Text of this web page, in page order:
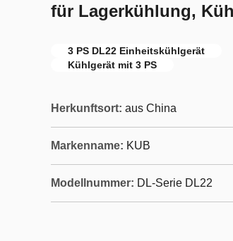
für Lagerkühlung,
3 PS DL22 Einheitskühlgerät
Kühlgerät mit 3 PS
Herkunftsort: aus China
Markenname: KUB
Modellnummer: DL-Serie DL22